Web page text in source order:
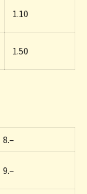
1.10
1.50
8.–
9.–